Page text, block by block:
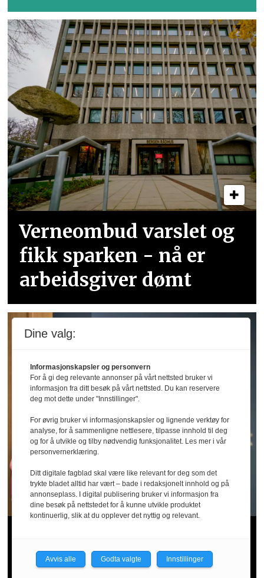
Verneombud varslet og
fikk sparken - nå er
arbeidsgiver dømt
Store mangler
Dine valg:
Informasjonskapsler og personvern
For å gi deg relevante annonser på vårt nettsted bruker vi
informasjon fra ditt besøk på vårt nettsted. Du kan reservere
deg mot dette under "Innstillinger".
For øvrig bruker vi informasjonskapsler og lignende verktøy for
analyse, for å sammenligne nettlesere, tilpasse innhold til deg
og for å utvikle og tilby nødvendig funksjonalitet. Les mer i vår
personvernerklæring.
Ditt digitale fagblad skal være like relevant for deg som det
trykte bladet alltid har vært – bade i redaksjonelt innhold og på
annonseplass. I digital publisering bruker vi informasjon fra
dine besøk på nettstedet for å kunne utvikle produktet
kontinuerlig, slik at du opplever det nyttig og relevant.
Avvis alle Godta valgte Innstillinger